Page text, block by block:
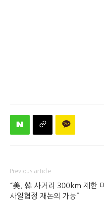
Previous article
“美, 韓 사거리 300km 제한 미
사일협정 재논의 가능”